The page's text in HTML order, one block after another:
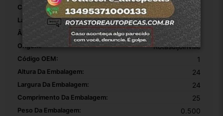
Comprimento Da Dobradiça De Capô: 17
Largura Da Dobradiça De Capô: 17
Ângulo Máximo De Abertura: 17
Origem: Rotasuljoinville
Código OEM: 1
Altura Da Embalagem: 24
Largura Da Embalagem: 24
Comprimento Da Embalagem: 25
Peso Da Embalagem: 0.500